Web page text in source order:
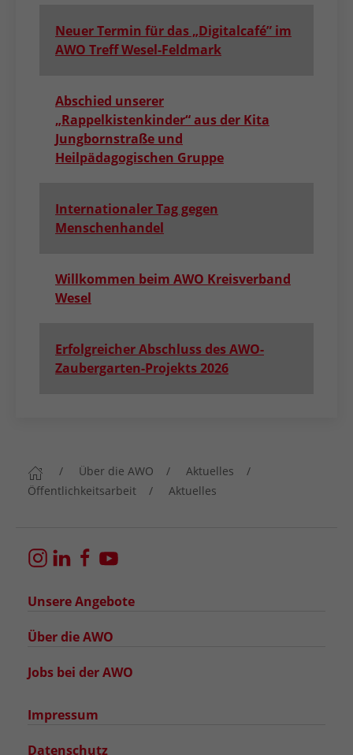
Neuer Termin für das „Digitalcafé” im
AWO Treff Wesel-Feldmark
Abschied unserer
„Rappelkistenkinder“ aus der Kita
Jungbornstraße und
Heilpädagogischen Gruppe
Internationaler Tag gegen
Menschenhandel
Willkommen beim AWO Kreisverband
Wesel
Erfolgreicher Abschluss des AWO-
Zaubergarten-Projekts 2026
Über die AWO
Aktuelles
Öffentlichkeitsarbeit
Aktuelles
Unsere Angebote
Über die AWO
Jobs bei der AWO
Impressum
Datenschutz